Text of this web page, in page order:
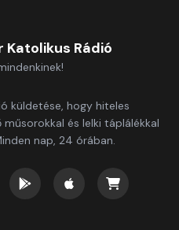
Katolikus Rádió
küldetése, hogy hiteles
és lelki táplálékkal
nap, 24 órában.